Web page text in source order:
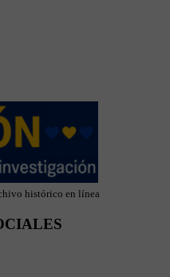
histórico en línea